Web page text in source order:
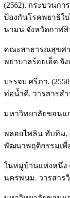
(2562). กระบวนก
ป้องกันโรคพยาธิใ
นามน จังหวัดกาฬสิ
คณะสาธารณสุขศา
พยาบาลร้อยเอ็ด จั
บรรจบ ศรีภา.
ท่อน้ำดี. วารสารส
มหาวิทยาลัยขอนแก่
พลอยไพลิน ทับทิม,
พัฒนาพฤติกรรมเพื่
ในหมู่บ้านแห่งหนึ่ง
นครพนม. วารสาร